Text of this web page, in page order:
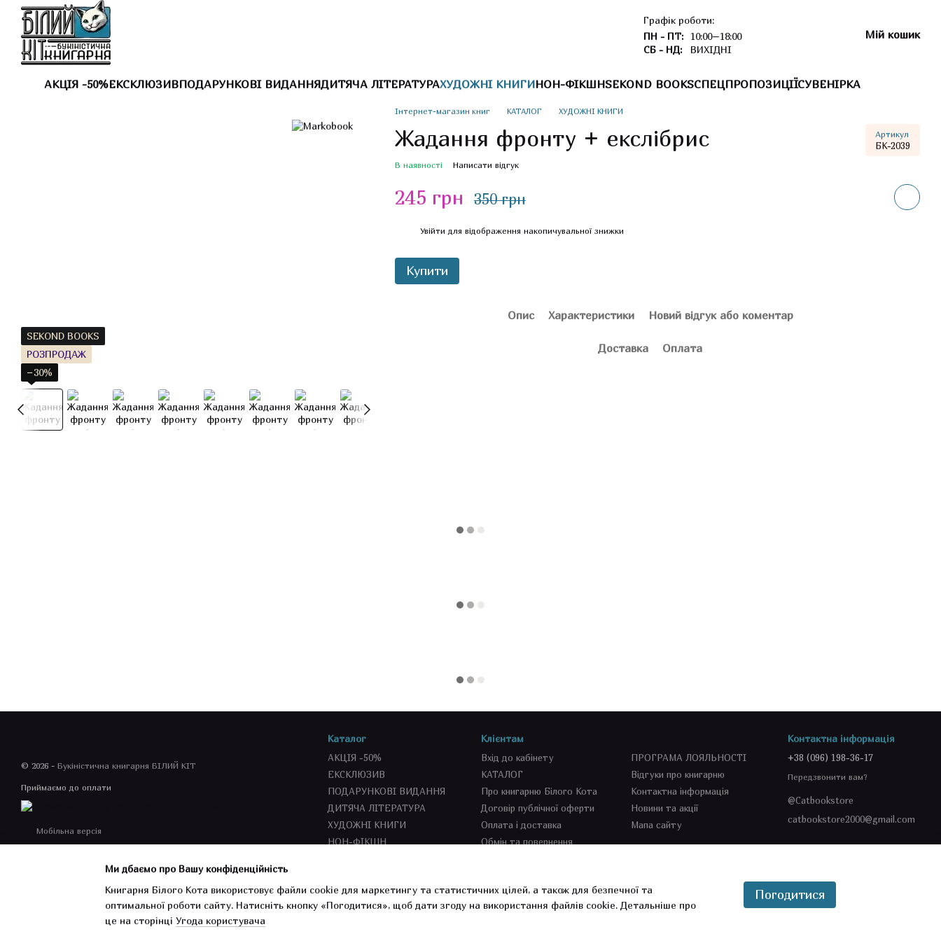
Перейти до основного контенту
Графік роботи:
ПН - ПТ: 10:00–18:00
СБ - НД:
ВИХІДНІ
Мій кошик
АКЦІЯ -50%ЕКСКЛЮЗИВПОДАРУНКОВІ ВИДАННЯДИТЯЧА ЛІТЕРАТУРАХУДОЖНІ КНИГИНОН-ФІКШНSEKOND BOOKSСПЕЦПРОПОЗИЦІЇСУВЕНІРКА
SEKOND BOOKS
РОЗПРОДАЖ
−30%
Інтернет-магазин книг КАТАЛОГ ХУДОЖНІ КНИГИ
Жадання фронту + екслібрис Артикул
БК-2039
В наявності Написати відгук
245 грн 350 грн
Увійти для відображення накопичувальної знижки
Купити
Опис Характеристики Новий відгук або коментар
Доставка Оплата
© 2026 - Букіністична книгарня БІЛИЙ КІТ
Приймаємо до оплати
Мобільна версія
Інтернет-магазин створений з Хорошоп
Каталог
АКЦІЯ -50%
ЕКСКЛЮЗИВ
ПОДАРУНКОВІ ВИДАННЯ
ДИТЯЧА ЛІТЕРАТУРА
ХУДОЖНІ КНИГИ
НОН-ФІКШН
СУВЕНІРКА
Клієнтам
Вхід до кабінету
КАТАЛОГ
Про книгарню Білого Кота
Договір публічної оферти
Оплата і доставка
Обмін та повернення
ПРОГРАМА ЛОЯЛЬНОСТІ
Відгуки про книгарню
Контактна інформація
Новини та акції
Мапа сайту
Контактна інформація
+38 (096) 198-36-17
Передзвонити вам?
@Catbookstore
catbookstore2000@gmail.com
Ми дбаємо про Вашу конфіденційність
Книгарня Білого Кота використовує файли cookie для маркетингу та статистичних цілей, а також для безпечної та
оптимальної роботи сайту. Натисніть кнопку «Погодитися», щоб дати згоду на використання файлів cookie. Детальніше про
це на сторінці Угода користувача
Погодитися